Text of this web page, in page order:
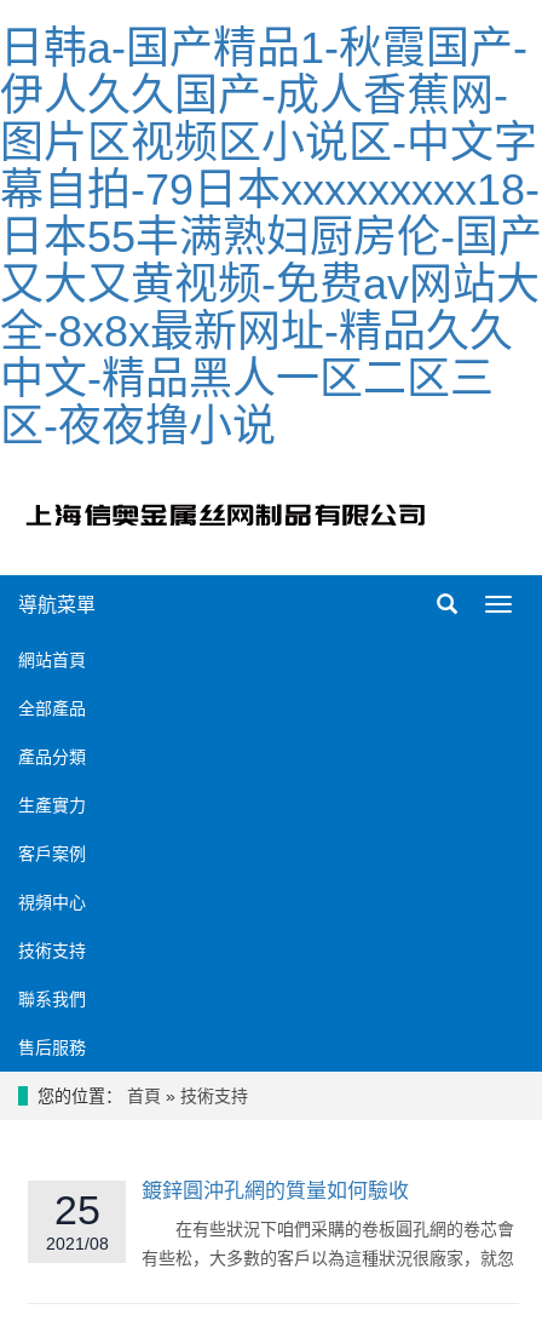
日韩a-国产精品1-秋霞国产-
伊人久久国产-成人香蕉网-
图片区视频区小说区-中文字
幕自拍-79日本xxxxxxxxx18-
日本55丰满熟妇厨房伦-国产
又大又黄视频-免费av网站大
全-8x8x最新网址-精品久久
中文-精品黑人一区二区三
区-夜夜撸小说
導
導航菜單
網站首頁
全部產品
產品分類
生產實力
客戶案例
視頻中心
技術支持
聯系我們
售后服務
您的位置： 首頁 » 技術支持
25
2021/08
鍍鋅圓沖孔網的質量如何驗收
在有些狀況下咱們采購的卷板圓孔網的卷芯會
有些松，大多數的客戶以為這種狀況很廠家，就忽